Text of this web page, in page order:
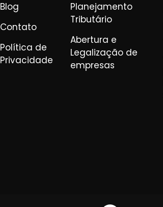
Blog
Contato
Política de
Privacidade
Planejamento
Tributário
Abertura e
Legalização de
empresas